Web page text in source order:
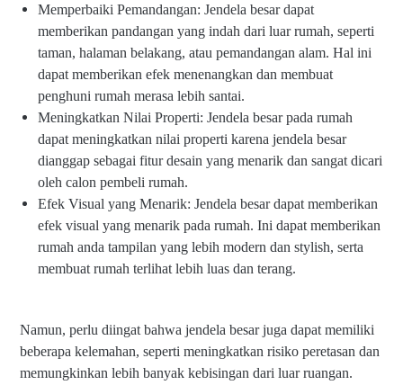
Memperbaiki Pemandangan: Jendela besar dapat
memberikan pandangan yang indah dari luar rumah, seperti
taman, halaman belakang, atau pemandangan alam. Hal ini
dapat memberikan efek menenangkan dan membuat
penghuni rumah merasa lebih santai.
Meningkatkan Nilai Properti: Jendela besar pada rumah
dapat meningkatkan nilai properti karena jendela besar
dianggap sebagai fitur desain yang menarik dan sangat dicari
oleh calon pembeli rumah.
Efek Visual yang Menarik: Jendela besar dapat memberikan
efek visual yang menarik pada rumah. Ini dapat memberikan
rumah anda tampilan yang lebih modern dan stylish, serta
membuat rumah terlihat lebih luas dan terang.
Namun, perlu diingat bahwa jendela besar juga dapat memiliki
beberapa kelemahan, seperti meningkatkan risiko peretasan dan
memungkinkan lebih banyak kebisingan dari luar ruangan.